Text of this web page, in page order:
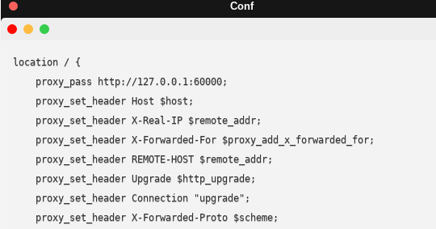
location / {
    proxy_pass http://127.0.0.1:60000;
    proxy_set_header Host $host;
    proxy_set_header X-Real-IP $remote_addr;
    proxy_set_header X-Forwarded-For $proxy_add_x_forwarded_for;
    proxy_set_header REMOTE-HOST $remote_addr;
    proxy_set_header Upgrade $http_upgrade;
    proxy_set_header Connection "upgrade";
    proxy_set_header X-Forwarded-Proto $scheme;
Conf